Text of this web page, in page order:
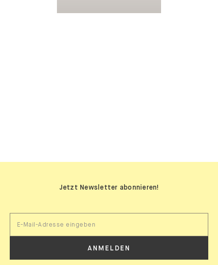
Jetzt Newsletter abonnieren!
ANMELDEN